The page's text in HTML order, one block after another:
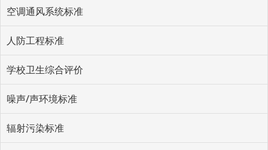
空调通风系统标准
人防工程标准
学校卫生综合评价
噪声/声环境标准
辐射污染标准